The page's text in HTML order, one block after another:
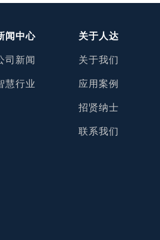
闻中心
司新闻
慧行业
关于人达
关于我们
应用案例
招贤纳士
联系我们